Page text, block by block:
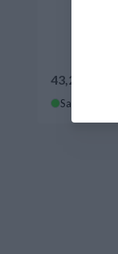
43,22 €
Saatavilla